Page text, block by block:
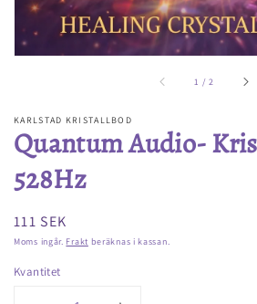
1 /av2
KARLSTAD KRISTALLBOD
Quantum Audio-
528Hz
Ordinarie
pris
111 SEK
Moms ingår. Frakt beräknas i kassan.
Kvantitet